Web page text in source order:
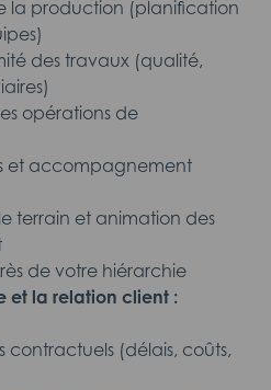
la production (planification
des travaux (qualité,
opérations de
et accompagnement
terrain et animation des
de votre hiérarchie
et la relation client :
contractuels (délais, coûts,